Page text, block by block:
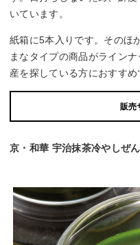
いています。
紙箱に5本入りです。そのほ
まなタイプの商品がライン
産を探している方におすすめ
販売
京・和華 宇治抹茶冷やしぜ